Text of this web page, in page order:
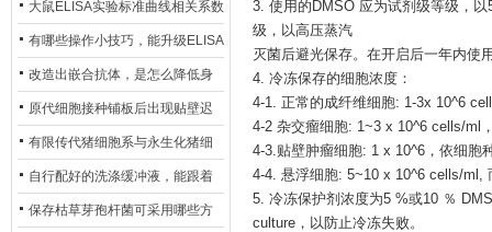
异？
否存在杂菌污染？
大鼠ELISA实验标准曲线相关系数
偏低，可从哪些维度开展问题排
查？
有哪些操作小技巧，能升级ELISA
的LOD与LOQ性能？
改造出嵌合抗体，是怎么降低身
体生成抗鼠抗体（HAMA）的？
原代细胞接种铺板后出现贴壁迟
缓、悬浮细胞数量偏多的现象的
主要诱因
有限传代猪细胞系与永生化猪细
胞系，二者在增殖存活周期上有
什么区别？
自行配好的洗涤缓冲液，能跟着
试剂盒原装干粉放一处储存吗？
保存枯草芽孢杆菌可采用哪些方
3. 使用的DMSO 应为试剂级等级，
级，以高压蒸汽
灭菌后避光保存。在开启后一年内使
4. 冷冻保存的细胞浓度：
4-1. 正常的成纤维细胞: 1-3x 10^6
4-2 杂交瘤细胞: 1~3 x 10^6 cells/ml
4-3.贴壁肿瘤细胞: 1 x 10^6，依细胞
4-4. 悬浮细胞: 5~10 x 10^6 cells/ml,
5. 冷冻保护剂浓度为5 %或10 ％
culture，以防止冷冻失败。